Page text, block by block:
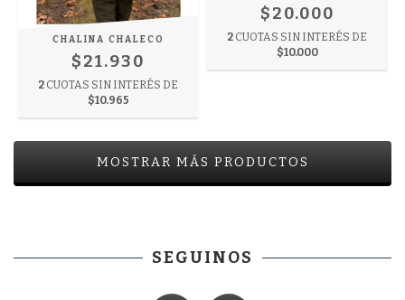
CHALINA CHALECO
$21.930
2 CUOTAS SIN INTERÉS DE
$10.965
$20.000
2 CUOTAS SIN INTERÉS DE
$10.000
MOSTRAR MÁS PRODUCTOS
SEGUINOS